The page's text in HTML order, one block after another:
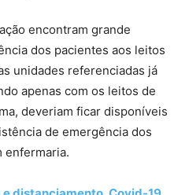
encontram grande
dos pacientes aos leitos
unidades referenciadas já
apenas com os leitos de
deveriam ficar disponíveis
de emergência dos
enfermaria.